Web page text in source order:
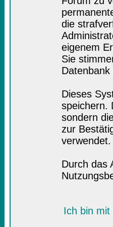
die
eigenem
Sie
Dieses
speichern.
sondern
zur
verwendet.
Durch das
Ich bin